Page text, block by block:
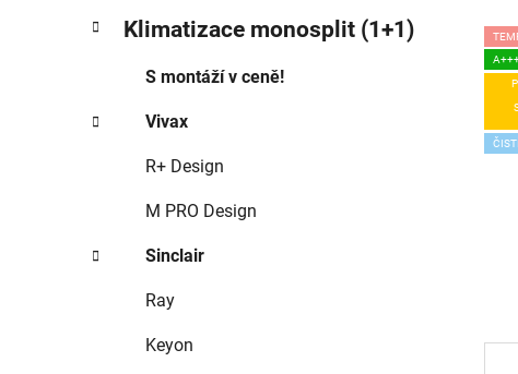
P
r
í
p
kategorie
a
g
o
Klimatizace monosplit (1+1)
S montáží v ceně!
Vivax
R+ Design
M PRO Design
Sinclair
Ray
Keyon